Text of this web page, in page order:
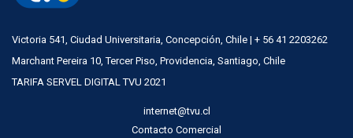
Victoria 541, Ciudad Universitaria, Concepción, Chile | + 56 41 2203262
Marchant Pereira 10, Tercer Piso, Providencia, Santiago, Chile
TARIFA SERVEL DIGITAL TVU 2021
internet@tvu.cl
Contacto Comercial